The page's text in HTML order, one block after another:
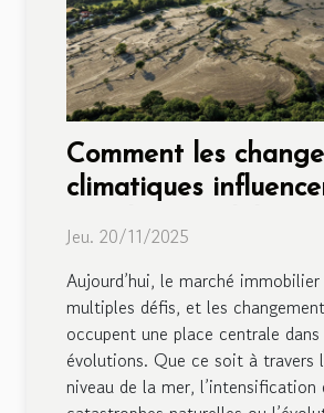
Comment les
climatiques
Jeu. 20/11/2025
Aujourd’hui, le marché
multiples défis, et les
occupent une place centrale dans
évolutions. Que ce soit à travers
niveau de la mer, l’intensification